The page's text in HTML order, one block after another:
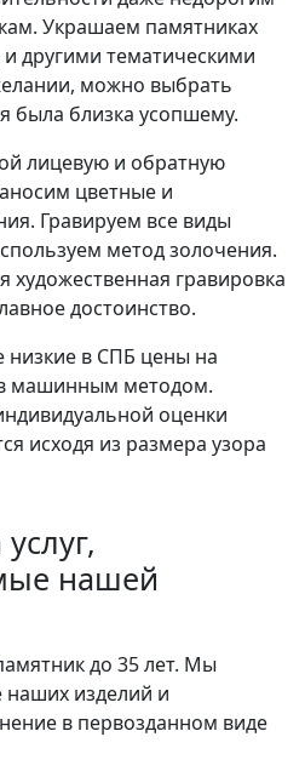
Украшаем памятниках
другими тематическими
можно выбрать
была близка усопшему.
лицевую и обратную
цветные и
Гравируем все виды
метод золочения.
художественная гравировка
достоинство.
низкие в СПБ цены на
машинным методом.
оценки
исходя из размера узора
нашей
до 35 лет. Мы
наших изделий и
в первозданном виде